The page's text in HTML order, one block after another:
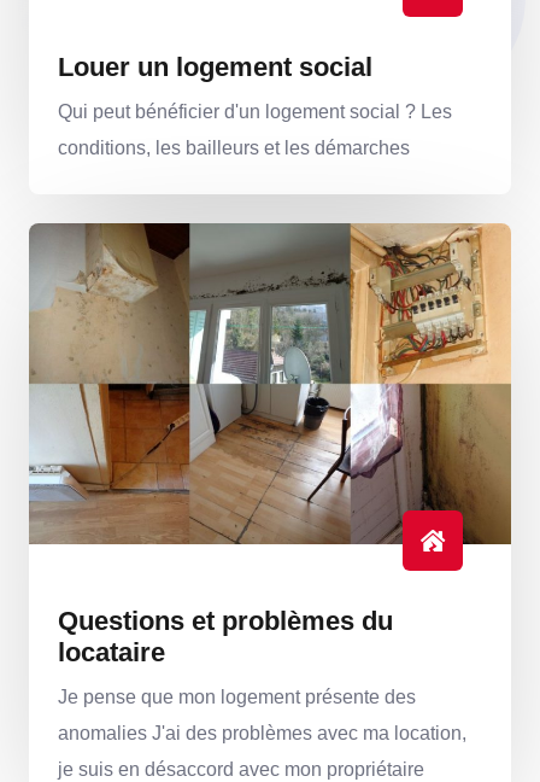
Louer un logement social
Qui peut bénéficier d'un logement social ? Les
conditions, les bailleurs et les démarches
Questions et problèmes du
locataire
Je pense que mon logement présente des
anomalies J'ai des problèmes avec ma location,
je suis en désaccord avec mon propriétaire